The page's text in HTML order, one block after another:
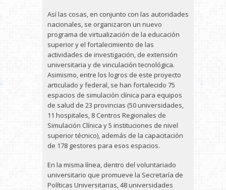
Así las cosas, en conjunto con las autoridades
nacionales, se organizaron un nuevo
programa de virtualización de la educación
superior y el fortalecimiento de las
actividades de investigación, de extensión
universitaria y de vinculación tecnológica.
Asimismo, entre los logros de este proyecto
articulado y federal, se han fortalecido 75
espacios de simulación clínica para equipos
de salud de 23 provincias (50 universidades,
11 hospitales, 8 Centros Regionales de
Simulación Clínica y 5 instituciones de nivel
superior técnico), además de la capacitación
de 178 gestores para esos espacios.
En la misma línea, dentro del voluntariado
universitario que promueve la Secretaría de
Políticas Universitarias, 48 universidades